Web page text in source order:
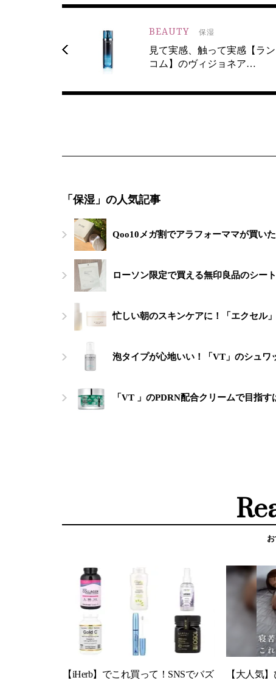
BEAUTY 保湿
見て実感、触って実感【ラン
コム】のヴィジョネア…
「保湿」の人気記事
Qoo10メガ割でアラフォーママが買い
ローソン限定で買える無印良品のシー
忙しい朝のスキンケアに！「エクセル
泡タイプが心地いい！「VT」のシュワ
「VT 」のPDRN配合クリームで目指す
【iHerb】でこれ買って！SNSでバズ 【大人気